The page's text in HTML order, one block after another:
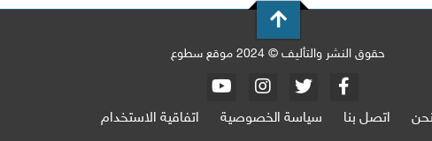
حقوق النشر والتأليف © 2024 موقع سطوع
اتصل بنا سياسة الخصوصية اتفاقية الاستخدام